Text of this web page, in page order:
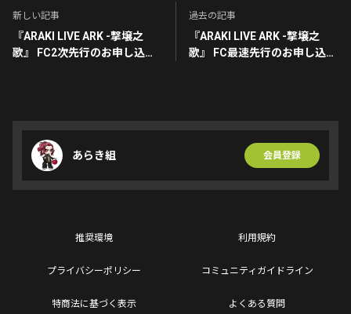
ハートを送りました
ゆかこ
ハートを送りました
4年前
1
新しい記事
『ARAKI LIVE ARK -撃壌之
歌』 FC2次先⾏のお申し込み
過去の記事
『ARAKI LIVE ARK -撃壌之
歌』 FC最速先⾏のお申し込み
あらき組 会員登録
推奨環境 利用規約
プライバシーポリシー コミュニティガイドライン
特商法に基づく表示 よくある質問